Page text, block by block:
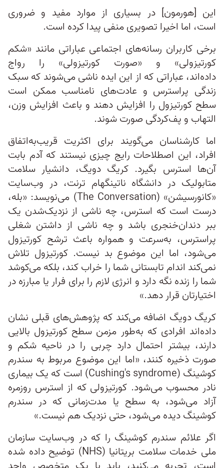
این [هورمون] در بسیاری از موارد مفید و ضروری
است، اما اخیرا تصویری منفی پیدا کرده است.
برخی کاربران رسانه‌های اجتماعی عباراتی مانند «شکم
کورتیزولی» و «صورت کورتیزولی» را رواج
داده‌اند، عباراتی که از این ایده ناشی می‌شوند که سبک
زندگی پراسترس و عادت‌های نامناسب ممکن است
سطح کورتیزول را افزایش دهند و باعث افزایش وزن،
التهاب و پف‌کردگی صورت شوند.
اما کارشناسان می‌گویند برای اکثریت قریب‌به‌اتفاق
افراد، این اصطلاحات رایج چیزی نیستند که آدم بابت
آن‌ها استرس بگیرد. کریگ دویگ، دانشیار سلامت
متابولیک در دانشگاه ناتینگهام ترنت، در وب‌سایت
«کانورسیشن» (The Conversation) می‌نویسد: «بله،
درست است که استرس، چه ناشی از نزدیک‌شدن یک
ببر دندان‌خنجری باشد و چه ناشی از داشتن شغلی
پراسترس، به‌سرعت و همواره باعث ترشح کورتیزول
می‌شود، اما این موضوع بد نیست. کورتیزول تلاش
نمی‌کند اندام تابستانی شما را خراب کند، بلکه می‌کوشد
شما را زنده نگه دارد و انرژی لازم را برای فرار یا مبارزه در
اختیارتان قرار دهد.»
کریگ دویگ اضافه می‌کند که پژوهش‌های قبلی نشان
داده‌اند افرادی که به‌طور مزمن سطح کورتیزول بالایی
دارند، بیشتر احتمال دارد چربی را در ناحیه شکم و
صورت ذخیره کنند، «اما این موضوع مربوط به سندرم
کوشینگ (Cushing's syndrome) است که یک بیماری
نادر محسوب می‌شود. کورتیزولی که از استرس روزمره
آزاد می‌شود، به سطح یا مدت‌زمانی که در سندرم
کوشینگ دیده می‌شود، حتی نزدیک هم نیست.»
اگر علائم سندرم کوشینگ را که در وب‌سایت سازمان
ملی خدمات سلامت بریتانیا (NHS) توضیح داده شده